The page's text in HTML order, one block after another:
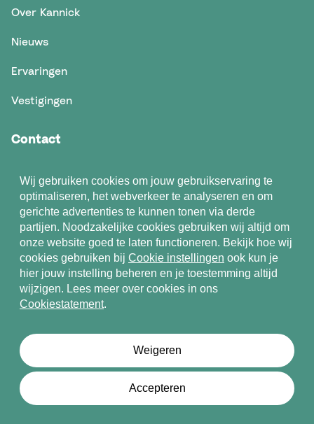
Deel dit artikel
Over Kannick
Nieuws
Ervaringen
Vestigingen
Contact
© 2026 Kannick
Algemene voorwaarden
Privacystatement
Cookiestatement
Cookie Instellingen
Wij gebruiken cookies om jouw gebruikservaring te
optimaliseren, het webverkeer te analyseren en om
gerichte advertenties te kunnen tonen via derde
partijen. Noodzakelijke cookies gebruiken wij altijd om
onze website goed te laten functioneren. Bekijk hoe wij
cookies gebruiken bij Cookie instellingen ook kun je
hier jouw instelling beheren en je toestemming altijd
wijzigen. Lees meer over cookies in ons
Cookiestatement.
Weigeren
Accepteren